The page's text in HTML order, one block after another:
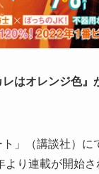
はオレンジ色
ト」（講談社）
より連載が開始